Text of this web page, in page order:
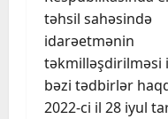
təhsil sahəsində
idarəetmənin
təkmilləşdirilməsi
bəzi tədbirlər
2022-ci il 28 iyul